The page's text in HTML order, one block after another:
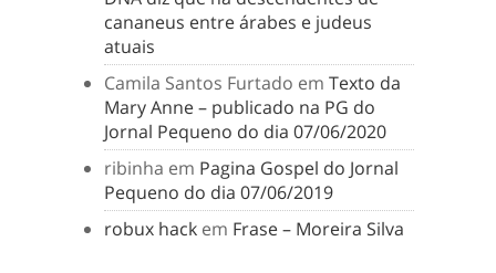
cananeus entre árabes e judeus
atuais
Camila Santos Furtado em Texto da
Mary Anne – publicado na PG do
Jornal Pequeno do dia 07/06/2020
ribinha em Pagina Gospel do Jornal
Pequeno do dia 07/06/2019
robux hack em Frase – Moreira Silva